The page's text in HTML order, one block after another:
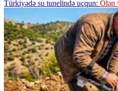
Türkiyədə su tunelində uçqun: Ölən